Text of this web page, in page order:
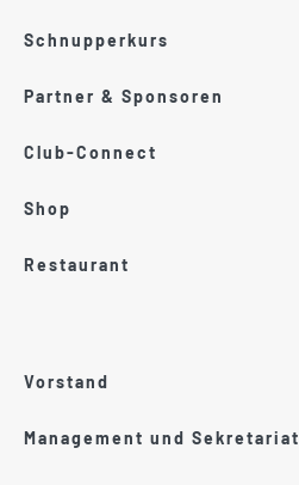
Schnupperkurs
Partner & Sponsoren
Club-Connect
Shop
Restaurant
Vorstand
Management und Sekretariat